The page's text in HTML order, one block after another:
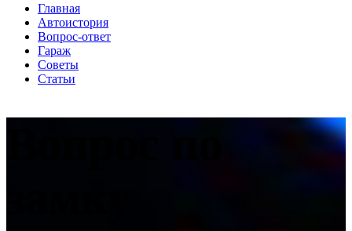
Главная
Автоистория
Вопрос-ответ
Гараж
Советы
Статьи